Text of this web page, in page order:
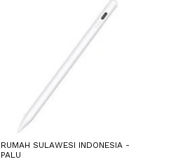
RUMAH SULAWESI INDONESIA -
PALU